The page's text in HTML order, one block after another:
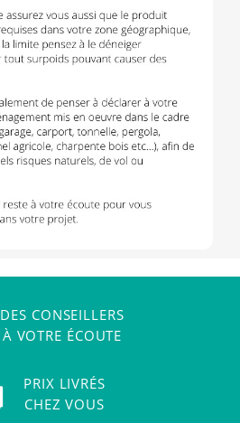
DES CONSEILLERS
À VOTRE ÉCOUTE
PRIX LIVRÉS
CHEZ VOUS